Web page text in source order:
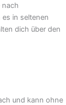
nach
in seltenen
dich über den
und kann ohne